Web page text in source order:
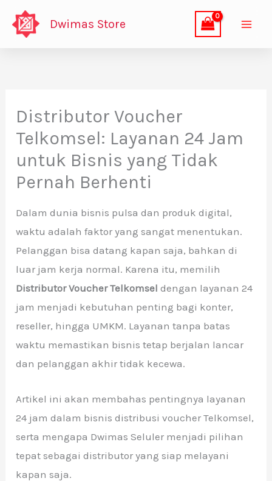
Lewati
Dwimas Store
Distributor Voucher
Telkomsel: Layanan 24 Jam
untuk Bisnis yang Tidak
Pernah Berhenti
Dalam dunia bisnis pulsa dan produk digital,
waktu adalah faktor yang sangat menentukan.
Pelanggan bisa datang kapan saja, bahkan di
luar jam kerja normal. Karena itu, memilih
Distributor Voucher Telkomsel dengan layanan 24
jam menjadi kebutuhan penting bagi konter,
reseller, hingga UMKM. Layanan tanpa batas
waktu memastikan bisnis tetap berjalan lancar
dan pelanggan akhir tidak kecewa.
Artikel ini akan membahas pentingnya layanan
24 jam dalam bisnis distribusi voucher Telkomsel,
serta mengapa Dwimas Seluler menjadi pilihan
tepat sebagai distributor yang siap melayani
kapan saja.